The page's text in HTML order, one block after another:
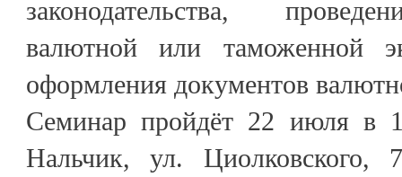
законодательства,
валютной или таможенной
оформления документов
Семинар пройдёт 22 июля в
Нальчик, ул.